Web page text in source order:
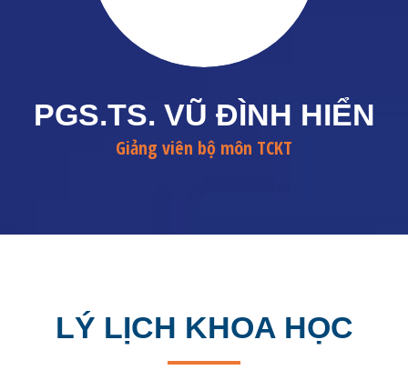
PGS.TS. VŨ ĐÌNH HIỂN
Giảng viên bộ môn TCKT
LÝ LỊCH KHOA HỌC